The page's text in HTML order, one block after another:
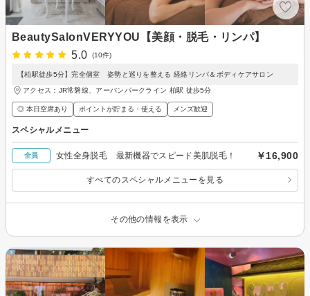
BeautySalonVERYYOU【美顔・脱毛・リンパ】
5.0
(10件)
【柏駅徒歩5分】完全個室 姿勢と巡りを整える 経絡リンパ＆ボディケアサロン
アクセス：JR常磐線、アーバンパークライン 柏駅 徒歩5分
◎ 本日空席あり ポイントが貯まる・使える メンズ歓迎
スペシャルメニュー
全員 女性全身脱毛 最新機器でスピード美肌脱毛！ ￥16,900
すべてのスペシャルメニューを見る
その他の情報を表示